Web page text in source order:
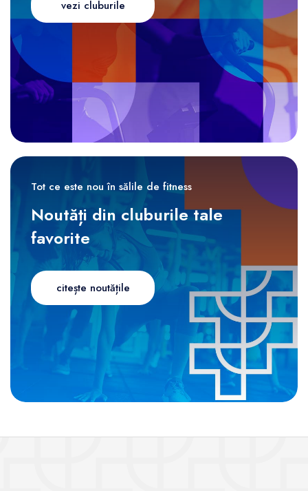
vezi cluburile
Tot ce este nou în sălile de fitness
Noutăți din cluburile tale
favorite
citește noutățile